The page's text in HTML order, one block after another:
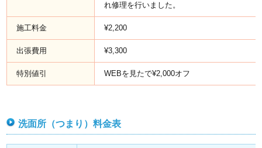
れ修理を行いました。
施工料金 ¥2,200
出張費用 ¥3,300
特別値引 WEBを見たで¥2,000オフ
洗面所（つまり）料金表